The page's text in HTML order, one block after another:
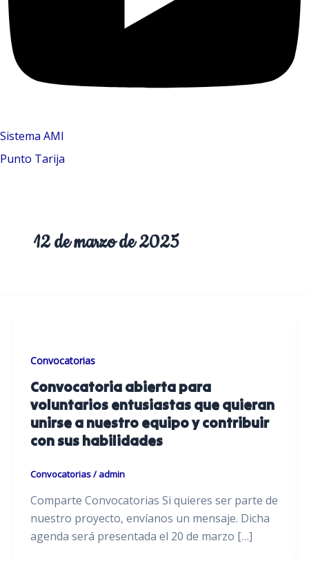
Sistema AMI
Punto Tarija
12 de marzo de 2025
Convocatorias
Convocatoria abierta para
voluntarios entusiastas que quieran
unirse a nuestro equipo y contribuir
con sus habilidades
Convocatorias/admin
Comparte Convocatorias Si quieres ser parte de
nuestro proyecto, envíanos un mensaje. Dicha
agenda será presentada el 20 de marzo […]